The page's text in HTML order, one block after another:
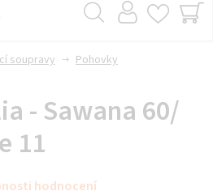
soupravy Pohovky
- Sawana 60/
11
hodnocení